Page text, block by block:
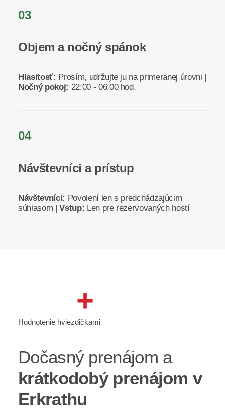
03
Objem a nočný spánok
Hlasitosť: Prosím, udržujte ju na primeranej úrovni |
Nočný pokoj: 22:00 - 06:00 hod.
04
Návštevníci a prístup
Návštevníci: Povolení len s predchádzajúcim
súhlasom |Vstup: Len pre rezervovaných hostí
+
Hodnotenie hviezdičkami
Dočasný prenájom a
krátkodobý prenájom v
Erkrathu